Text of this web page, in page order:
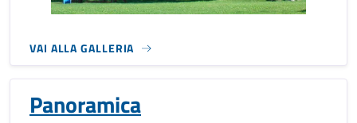
VAI ALLA GALLERIA
Panoramica